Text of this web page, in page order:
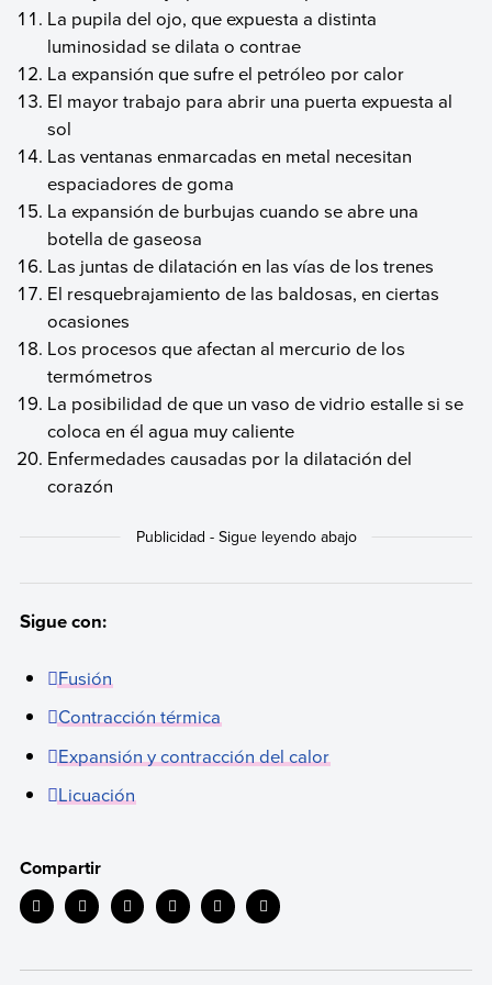
La pupila del ojo, que expuesta a distinta
luminosidad se dilata o contrae
La expansión que sufre el petróleo por calor
El mayor trabajo para abrir una puerta expuesta al
sol
Las ventanas enmarcadas en metal necesitan
espaciadores de goma
La expansión de burbujas cuando se abre una
botella de gaseosa
Las juntas de dilatación en las vías de los trenes
El resquebrajamiento de las baldosas, en ciertas
ocasiones
Los procesos que afectan al mercurio de los
termómetros
La posibilidad de que un vaso de vidrio estalle si se
coloca en él agua muy caliente
Enfermedades causadas por la dilatación del
corazón
Sigue con:
Fusión
Contracción térmica
Expansión y contracción del calor
Licuación
Compartir